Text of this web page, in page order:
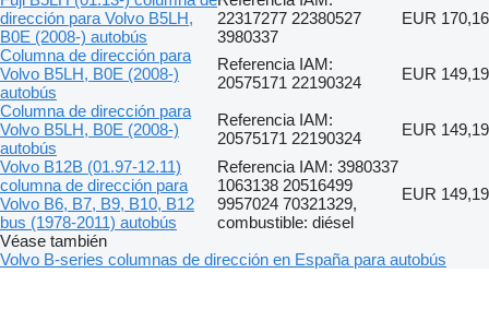
dirección para Volvo B5LH,
B0E (2008-) autobús
22317277 22380527
3980337
EUR 170,16
Columna de dirección para
Volvo B5LH, B0E (2008-)
autobús
Referencia IAM:
20575171 22190324
EUR 149,19
Columna de dirección para
Volvo B5LH, B0E (2008-)
autobús
Referencia IAM:
20575171 22190324
EUR 149,19
Volvo B12B (01.97-12.11)
columna de dirección para
Volvo B6, B7, B9, B10, B12
bus (1978-2011) autobús
Referencia IAM: 3980337
1063138 20516499
9957024 70321329,
combustible: diésel
EUR 149,19
Véase también
Volvo B-series columnas de dirección en España para autobús